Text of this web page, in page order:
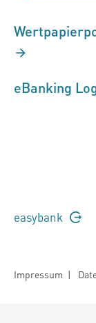
eBanking
easybank
Impressum |